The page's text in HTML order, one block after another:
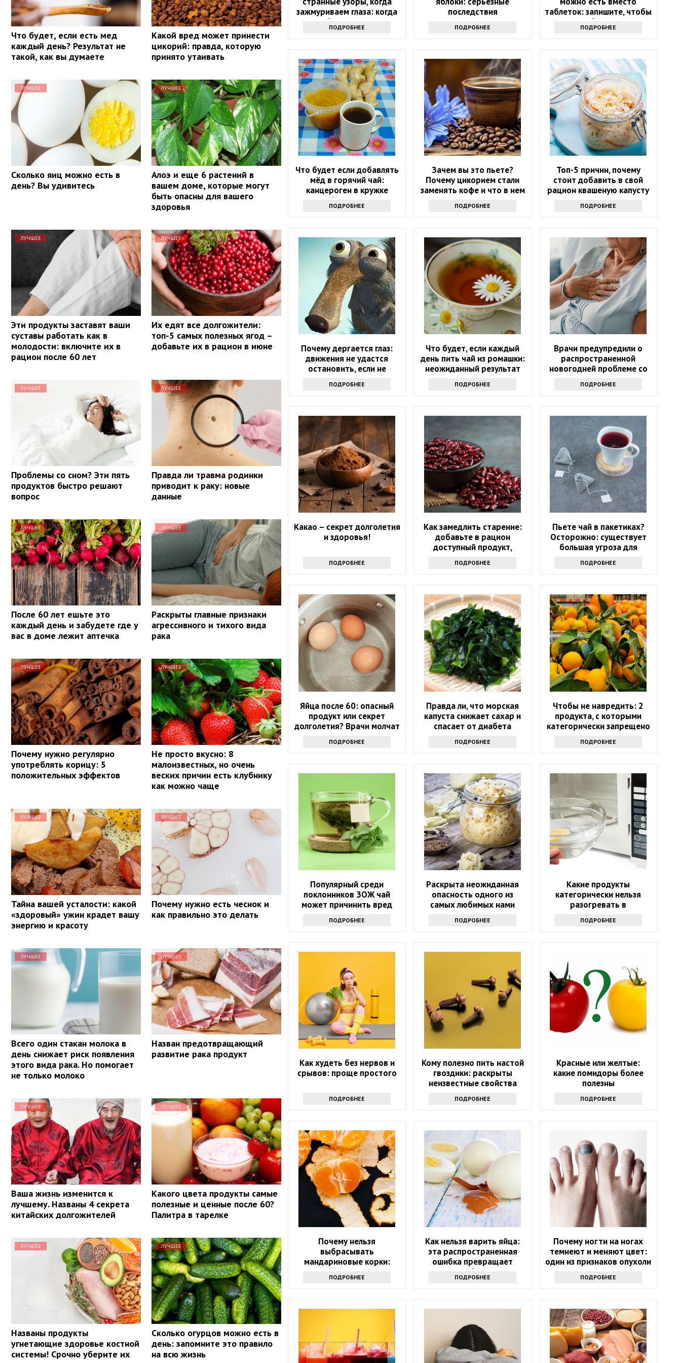
Что будет, если есть мед
каждый день? Результат не
такой, как вы думаете
Какой вред может принести
цикорий: правда, которую
принято утаивать
ЛУЧШЕЕ
Сколько яиц можно есть в
день? Вы удивитесь
ЛУЧШЕЕ
Алоэ и еще 6 растений в
вашем доме, которые могут
быть опасны для вашего
здоровья
ЛУЧШЕЕ
Эти продукты заставят ваши
суставы работать как в
молодости: включите их в
рацион после 60 лет
ЛУЧШЕЕ
Их едят все долгожители:
топ-5 самых полезных ягод –
добавьте их в рацион в июне
ЛУЧШЕЕ
Проблемы со сном? Эти пять
продуктов быстро решают
вопрос
ЛУЧШЕЕ
Правда ли травма родинки
приводит к раку: новые
данные
ЛУЧШЕЕ
После 60 лет ешьте это
каждый день и забудете где у
вас в доме лежит аптечка
ЛУЧШЕЕ
Раскрыты главные признаки
агрессивного и тихого вида
рака
ЛУЧШЕЕ
Почему нужно регулярно
употреблять корицу: 5
положительных эффектов
ЛУЧШЕЕ
Не просто вкусно: 8
малоизвестных, но очень
веских причин есть клубнику
как можно чаще
ЛУЧШЕЕ
Тайна вашей усталости: какой
«здоровый» ужин крадет вашу
энергию и красоту
ЛУЧШЕЕ
Почему нужно есть чеснок и
как правильно это делать
ЛУЧШЕЕ
Всего один стакан молока в
день снижает риск появления
этого вида рака. Но помогает
не только молоко
ЛУЧШЕЕ
Назван предотвращающий
развитие рака продукт
ЛУЧШЕЕ
Ваша жизнь изменится к
лучшему. Названы 4 секрета
китайских долгожителей
ЛУЧШЕЕ
Какого цвета продукты самые
полезные и ценные после 60?
Палитра в тарелке
ЛУЧШЕЕ
Названы продукты
угнетающие здоровье костной
системы! Срочно уберите их
ЛУЧШЕЕ
Сколько огурцов можно есть в
день: запомните это правило
на всю жизнь
зажмуриваем глаза: когда
стоит обратиться к врачу
ПОДРОБНЕЕ
последствия
ПОДРОБНЕЕ
таблеток: запишите, чтобы
не болеть
ПОДРОБНЕЕ
Что будет если добавлять
мёд в горячий чай:
канцероген в кружке
обеспечен?
ПОДРОБНЕЕ
Зачем вы это пьете?
Почему цикорием стали
заменять кофе и что в нем
ПОДРОБНЕЕ
Топ-5 причин, почему
стоит добавить в свой
рацион квашеную капусту
ПОДРОБНЕЕ
Почему дергается глаз:
движения не удастся
остановить, если не
ПОДРОБНЕЕ
Что будет, если каждый
день пить чай из ромашки:
неожиданный результат
ПОДРОБНЕЕ
Врачи предупредили о
распространенной
новогодней проблеме со
ПОДРОБНЕЕ
Какао – секрет долголетия
и здоровья!
ПОДРОБНЕЕ
Как замедлить старение:
добавьте в рацион
доступный продукт,
который есть на каждой
кухне
ПОДРОБНЕЕ
Пьете чай в пакетиках?
Осторожно: существует
большая угроза для
ПОДРОБНЕЕ
Яйца после 60: опасный
продукт или секрет
долголетия? Врачи молчат
ПОДРОБНЕЕ
Правда ли, что морская
капуста снижает сахар и
спасает от диабета
ПОДРОБНЕЕ
Чтобы не навредить: 2
продукта, с которыми
категорически запрещено
ПОДРОБНЕЕ
Популярный среди
поклонников ЗОЖ чай
может причинить вред
ПОДРОБНЕЕ
Раскрыта неожиданная
опасность одного из
самых любимых нами
ПОДРОБНЕЕ
Какие продукты
категорически нельзя
разогревать в
советы экспертов
ПОДРОБНЕЕ
Как худеть без нервов и
срывов: проще простого
ПОДРОБНЕЕ
Кому полезно пить настой
гвоздики: раскрыты
неизвестные свойства
ПОДРОБНЕЕ
Красные или желтые:
какие помидоры более
полезны
ПОДРОБНЕЕ
Почему нельзя
выбрасывать
мандариновые корки:
лучше залейте их уксусом
ПОДРОБНЕЕ
Как нельзя варить яйца:
эта распространенная
ошибка превращает
полезное блюдо в яд
ПОДРОБНЕЕ
Почему ногти на ногах
темнеют и меняют цвет:
один из признаков опухоли
ПОДРОБНЕЕ